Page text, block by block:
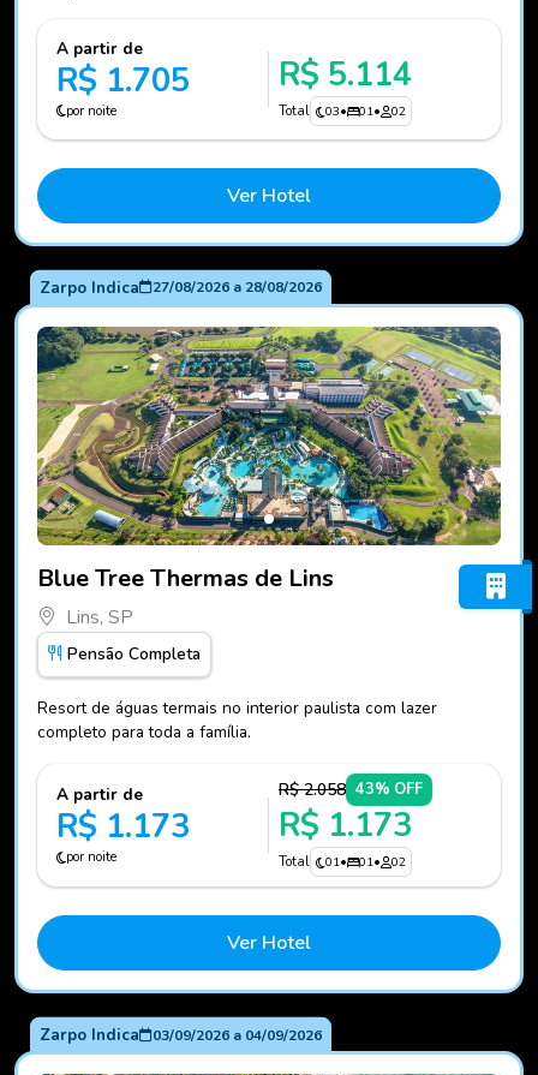
A partir de
R$ 1.705
por noite
R$ 5.114
Total 03• 01• 02
Ver Hotel
Zarpo Indica 27/08/2026a 28/08/2026
Blue Tree Thermas de Lins
Lins, SP
Pensão Completa
Resort de águas termais no interior paulista com lazer
completo para toda a família.
A partir de
R$ 1.173
por noite
R$ 2.058 43% OFF
R$ 1.173
Total 01• 01• 02
Ver Hotel
Zarpo Indica 03/09/2026a 04/09/2026